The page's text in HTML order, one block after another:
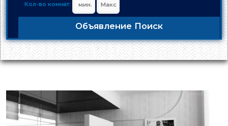
Кол-во комнат:
Объявление Поиск